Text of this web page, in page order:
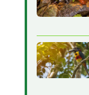
prolongada
amazônica,
florestais e a
do solo e a
afetam a